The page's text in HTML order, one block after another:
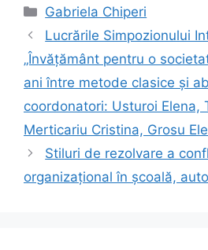
Categorii
Gabriela Chiperi
Lucrările Simpozionului
„Învățământ pentru o
ani între metode clasice și
coordonatori: Usturoi Elena,
Merticariu Cristina, Grosu
Stiluri de rezolvare a
organizațional în școală,